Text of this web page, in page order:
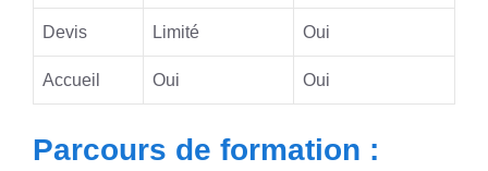
Devis Limité Oui
Accueil Oui Oui
Parcours de formation :